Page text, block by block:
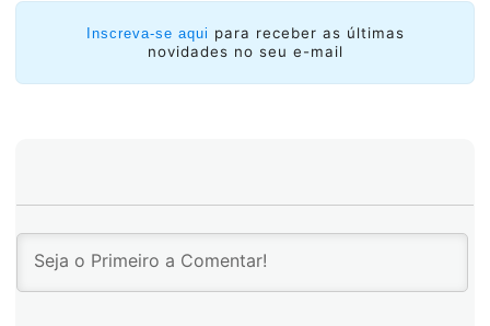
limitantes de energia e conexão”, afirmou Carlos.
Existem ambientes em que as restrições são extremas,
como por exemplo, as redes de sensores em esgotos
ou em campos, e o trabalho aponta precisamente a
Inscreva-se aqui para receber as últimas
novidades no seu e-mail